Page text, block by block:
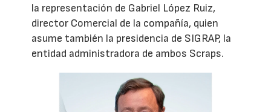
la representación de Gabriel López Ruiz,
director Comercial de la compañía, quien
asume también la presidencia de SIGRAP, la
entidad administradora de ambos Scraps.